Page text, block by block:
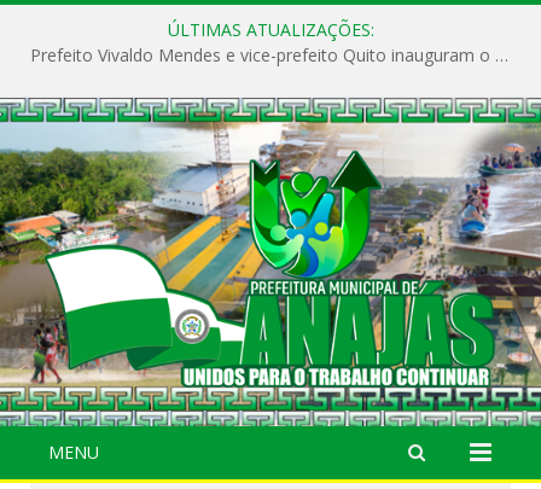
ÚLTIMAS ATUALIZAÇÕES:
Prefeito Vivaldo Mendes e vice-prefeito Quito inauguram o CAPS e fortalecem a saúde pública em Anajás.
MENU